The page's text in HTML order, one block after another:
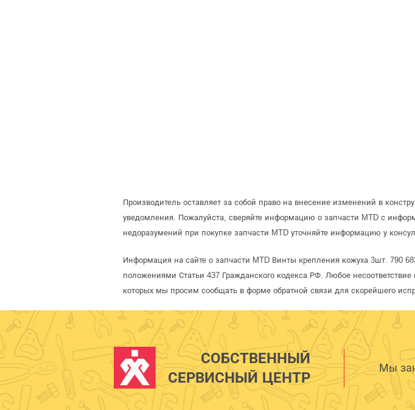
Производитель оставляет за собой право на внесение изменений в
уведомления. Пожалуйста, сверяйте информацию о запчасти MTD с
недоразумений при покупке запчасти MTD уточняйте информацию у
Информация на сайте о запчасти MTD Винты крепления кожуха 3шт. 790
положениями Статьи 437 Гражданского кодекса РФ. Любое
которых мы просим сообщать в форме обратной связи для скорейшего
СОБСТВЕННЫЙ
СЕРВИСНЫЙ ЦЕНТР
Мы